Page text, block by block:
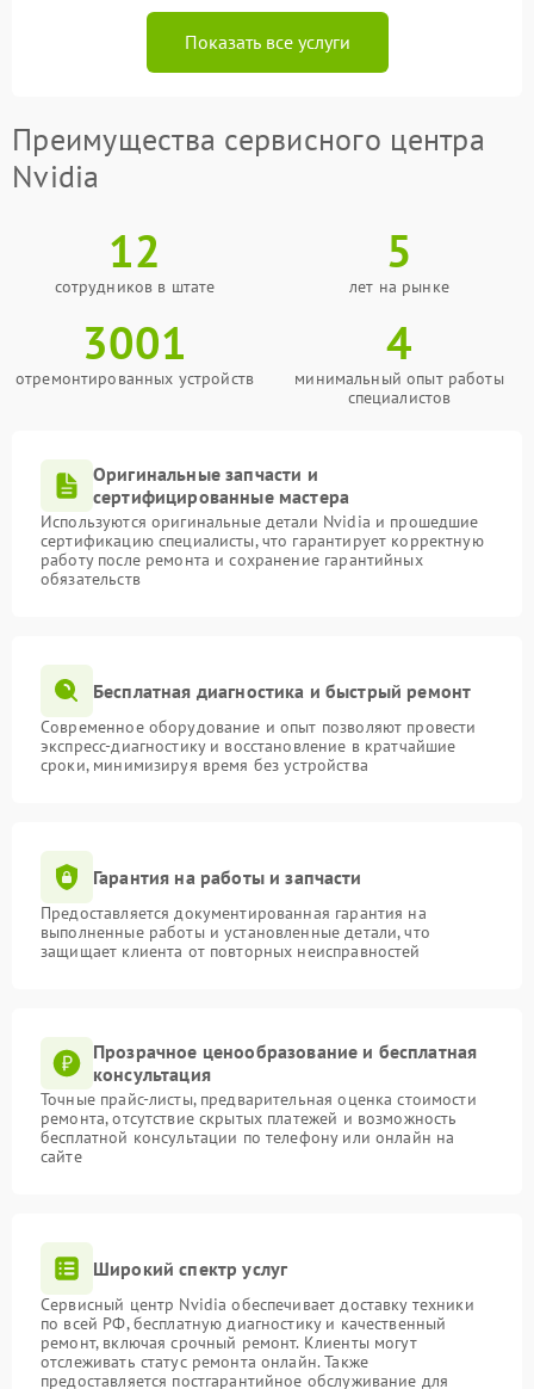
Показать все услуги
Преимущества сервисного центра
Nvidia
12
сотрудников в штате
5
лет на рынке
3001
отремонтированных устройств
4
минимальный опыт работы
специалистов
Оригинальные запчасти и
сертифицированные мастера
Используются оригинальные детали Nvidia и прошедшие
сертификацию специалисты, что гарантирует корректную
работу после ремонта и сохранение гарантийных
обязательств
Бесплатная диагностика и быстрый ремонт
Современное оборудование и опыт позволяют провести
экспресс-диагностику и восстановление в кратчайшие
сроки, минимизируя время без устройства
Гарантия на работы и запчасти
Предоставляется документированная гарантия на
выполненные работы и установленные детали, что
защищает клиента от повторных неисправностей
Прозрачное ценообразование и бесплатная
консультация
Точные прайс-листы, предварительная оценка стоимости
ремонта, отсутствие скрытых платежей и возможность
бесплатной консультации по телефону или онлайн на
сайте
Широкий спектр услуг
Сервисный центр Nvidia обеспечивает доставку техники
по всей РФ, бесплатную диагностику и качественный
ремонт, включая срочный ремонт. Клиенты могут
отслеживать статус ремонта онлайн. Также
предоставляется постгарантийное обслуживание для